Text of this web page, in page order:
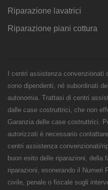
Riparazione lavatrici
Riparazione piani cottura
I centri assistenza
sono dipendenti, né subordinati
autonomia. Trattasi di centri
dalle case costruttrici, che non
Garanzia delle case costruttrici.
autorizzati è necessario
centri assistenza convenzionati/
buon esito delle riparazioni, della
riparazioni, esonerando il Numeri
civile, penale o fiscale sugli